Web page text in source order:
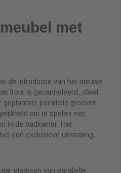
met
de introductie van het nieuwe
front is gecanneleerd, ofwel
geplaatste parallelle groeven.
om te spelen met
in de badkamer. Het
een exclusieve uitstraling.
plaatsen van parallelle